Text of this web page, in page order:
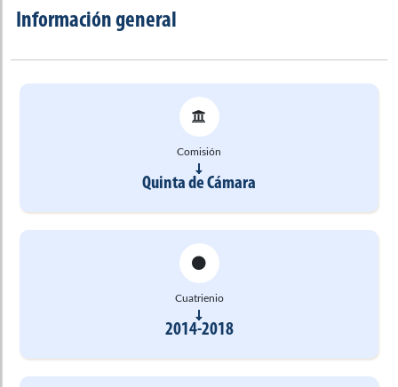
Información general
Comisión
Quinta de Cámara
Cuatrienio
2014-2018